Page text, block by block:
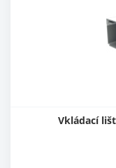
Vkládací